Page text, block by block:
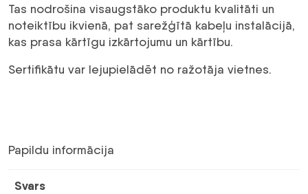
Tas nodrošina visaugstāko produktu kvalitāti un
noteiktību ikvienā, pat sarežģītā kabeļu instalācijā,
kas prasa kārtīgu izkārtojumu un kārtību.
Sertifikātu var lejupielādēt no ražotāja vietnes.
Papildu informācija
Svars